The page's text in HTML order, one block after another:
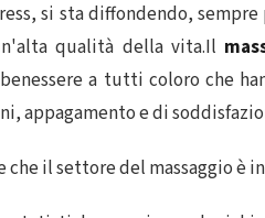
si sta diffondendo,
qualità della vita.Il
a tutti coloro che
appagamento e di
che il settore del massaggio è